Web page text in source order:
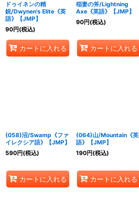
ドゥイネンの精
鋭/Dwynen's Elite《英
語》【JMP】
90円(税込)
カートに入れる
稲妻の斧/Lightning
Axe《英語》【JMP】
90円(税込)
カートに入れる
(058)沼/Swamp《ファ
イレクシア語》【JMP】
590円(税込)
カートに入れる
(064)山/Mountain《英
語》【JMP】
190円(税込)
カートに入れる